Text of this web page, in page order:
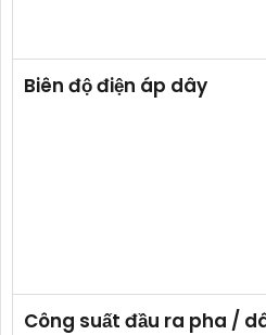
Biên độ điện áp dây
Công suất đầu ra pha /